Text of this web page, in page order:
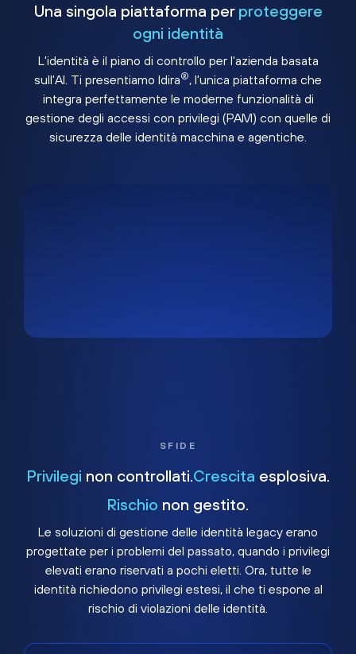
Una singola piattaforma per proteggere
ogni identità
L'identità è il piano di controllo per l'azienda basata
sull'AI. Ti presentiamo Idira®, l'unica piattaforma che
integra perfettamente le moderne funzionalità di
gestione degli accessi con privilegi (PAM) con quelle di
sicurezza delle identità macchina e agentiche.
SFIDE
Privilegi non controllati. Crescita esplosiva.
Rischio non gestito.
Le soluzioni di gestione delle identità legacy erano
progettate per i problemi del passato, quando i privilegi
elevati erano riservati a pochi eletti. Ora, tutte le
identità richiedono privilegi estesi, il che ti espone al
rischio di violazioni delle identità.